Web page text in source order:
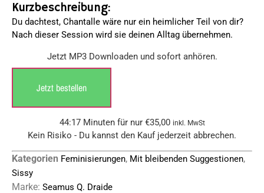
Kurzbeschreibung:
Du dachtest, Chantalle wäre nur ein heimlicher Teil von dir?
Nach dieser Session wird sie deinen Alltag übernehmen.
Jetzt MP3 Downloaden und sofort anhören.
Jetzt bestellen
44:17 Minuten für nur €35,00 inkl. MwSt
Kein Risiko - Du kannst den Kauf jederzeit abbrechen.
Kategorien Feminisierungen, Mit bleibenden Suggestionen,
Sissy
Marke: Seamus Q. Draide